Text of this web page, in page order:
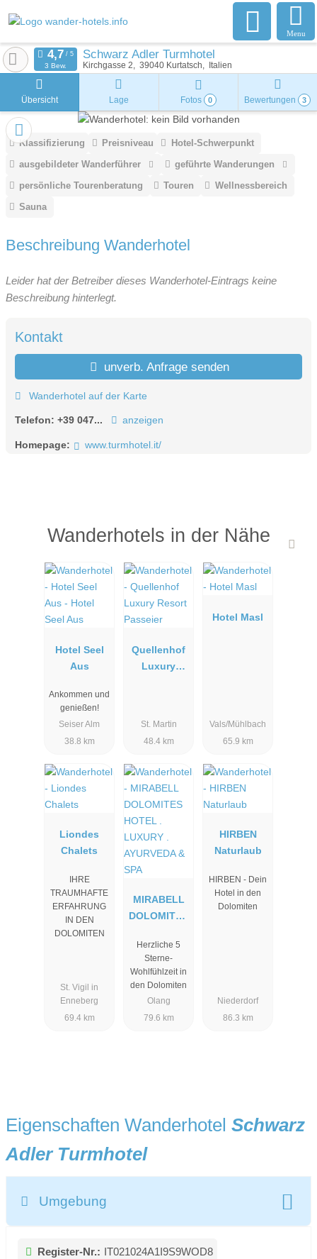
Menu
Schwarz Adler Turmhotel
Kirchgasse 2 39040 Kurtatsch Italien
3 Bew.
Übersicht Lage Fotos 0 Bewertungen 3
Klassifizierung Preisniveau
Hotel-Schwerpunkt
ausgebildeter Wanderführer
geführte Wanderungen
persönliche Tourenberatung
Touren
Wellnessbereich
Sauna
Beschreibung Wanderhotel
Leider hat der Betreiber dieses Wanderhotel-Eintrags keine
Beschreibung hinterlegt.
Kontakt
unverb. Anfrage senden
Wanderhotel auf der Karte
Telefon: +39 047... anzeigen
Homepage: www.turmhotel.it/
Wanderhotels in der Nähe
Hotel Seel
Aus
Ankommen und
genießen!
Seiser Alm
38.8 km
Quellenhof
Luxury
St. Martin
48.4 km
Hotel Masl
Vals/Mühlbach
65.9 km
Liondes
Chalets
IHRE
TRAUMHAFTE
ERFAHRUNG
IN DEN
DOLOMITEN
St. Vigil in
Enneberg
69.4 km
MIRABELL
DOLOMITES
LUXURY .
AYURVEDA
& SPA
Herzliche 5
Sterne-
Wohlfühlzeit in
den Dolomiten
Olang
79.6 km
HIRBEN
Naturlaub
HIRBEN - Dein
Hotel in den
Dolomiten
Niederdorf
86.3 km
Eigenschaften Wanderhotel Schwarz
Adler Turmhotel
Umgebung
Register-Nr.: IT021024A1I9S9WOD8